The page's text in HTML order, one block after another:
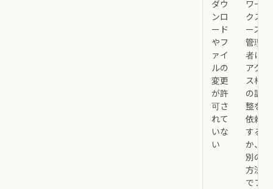
ダウ
ンロ
ード
やフ
ァイ
ルの
変更
が許
可さ
れて
いな
い
ワー
クスペ
ースの
管理
者に
アクセ
ス権
の調
整を
依頼
する
か、
別の
方法
でフ